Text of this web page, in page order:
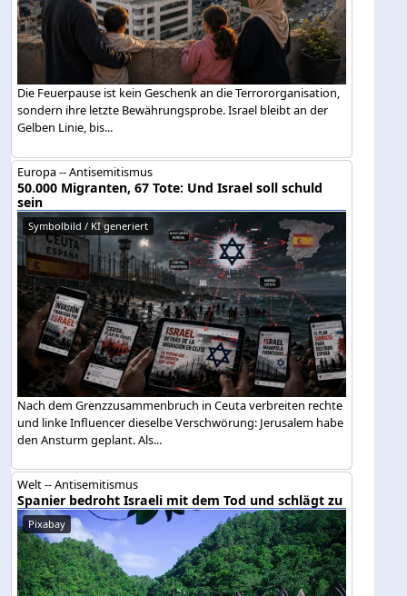
Die Feuerpause ist kein Geschenk an die Terrororganisation,
sondern ihre letzte Bewährungsprobe. Israel bleibt an der
Gelben Linie, bis...
Europa -- Antisemitismus
50.000 Migranten, 67 Tote: Und Israel soll schuld
sein
Symbolbild / KI generiert
Nach dem Grenzzusammenbruch in Ceuta verbreiten rechte
und linke Influencer dieselbe Verschwörung: Jerusalem habe
den Ansturm geplant. Als...
Welt -- Antisemitismus
Spanier bedroht Israeli mit dem Tod und schlägt zu
Pixabay